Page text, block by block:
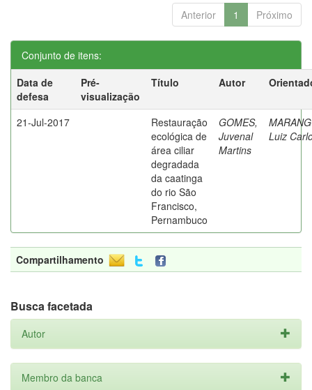
Anterior 1 Próximo
Conjunto de itens:
Data de
defesa
Pré-
visualização
Título Autor
21-Jul-2017
Restauração
ecológica de
área ciliar
degradada
da caatinga
do rio São
Francisco,
Pernambuco
GOMES,
Juvenal
Martins
Luiz
Compartilhamento
Busca facetada
Autor
Membro da banca